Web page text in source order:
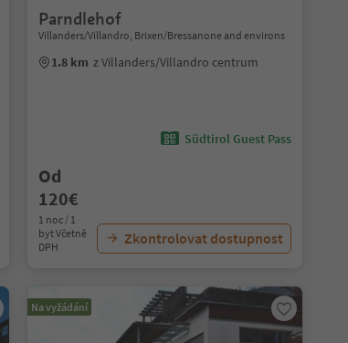
Parndlehof
Villanders/Villandro, Brixen/Bressanone and environs
1.8 km z Villanders/Villandro centrum
Südtirol Guest Pass
Od
120€
1 noc / 1
byt Včetně
DPH
Zkontrolovat dostupnost
Na vyžádání